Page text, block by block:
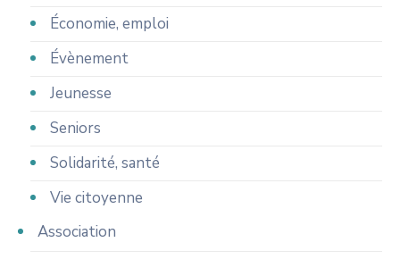
Économie, emploi
Évènement
Jeunesse
Seniors
Solidarité, santé
Vie citoyenne
Association